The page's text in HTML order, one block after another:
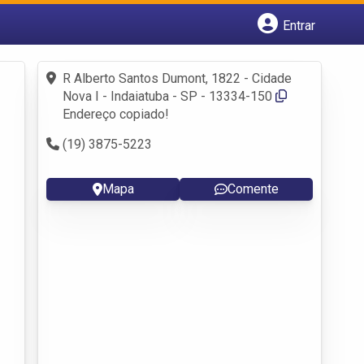
Entrar
Fazer login
Criar conta
R Alberto Santos Dumont, 1822 - Cidade
Nova I - Indaiatuba - SP - 13334-150
Endereço copiado!
(19) 3875-5223
Mapa Comente